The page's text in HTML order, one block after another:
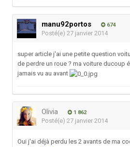
manu92portos 674
Posté(e) 27 janvier 2014
super article j'ai une petite question
de perdre un roue ? ma voiture ducoup
jamais vu au avant
Olivia 1 862
Posté(e) 27 janvier 2014
Oui j'ai déjà perdu les 2 avants de ma